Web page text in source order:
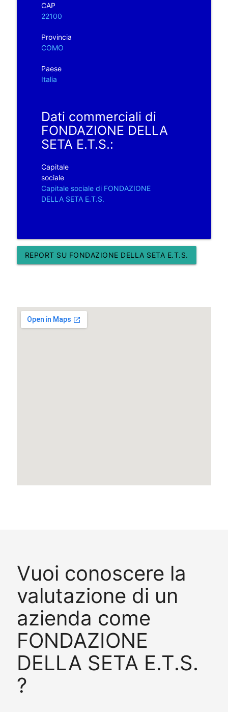
CAP
22100
Provincia
COMO
Paese
Italia
Dati commerciali di
FONDAZIONE DELLA
SETA E.T.S.:
Capitale
sociale
Capitale sociale di FONDAZIONE
DELLA SETA E.T.S.
REPORT SU FONDAZIONE DELLA SETA E.T.S.
Vuoi conoscere la
valutazione di un
azienda come
FONDAZIONE
DELLA SETA E.T.S.
?